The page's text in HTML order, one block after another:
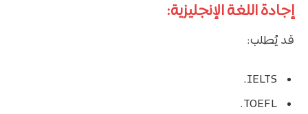
إجادة اللغة الإنجليزية:
قد يُطلب:
IELTS.
TOEFL.